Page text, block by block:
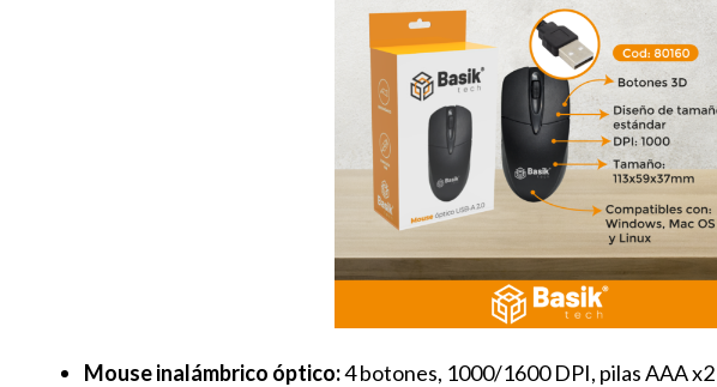
Mouse inalámbrico óptico:4 botones, 1000/1600 DPI, pilas AAA